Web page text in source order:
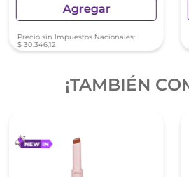
Agregar
Precio sin Impuestos Nacionales:
$ 30.346,12
¡TAMBIÉN